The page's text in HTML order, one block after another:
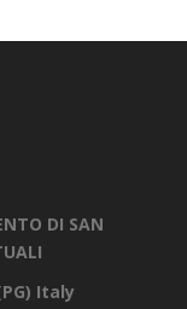
DI SAN
Italy